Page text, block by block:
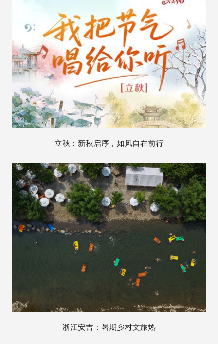
立秋：新秋启序，如风自在前行
浙江安吉：暑期乡村文旅热